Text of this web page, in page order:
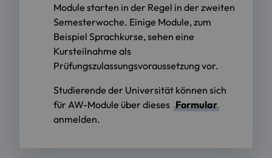
Module starten in der Regel in der zweiten
Semesterwoche. Einige Module, zum
Beispiel Sprachkurse, sehen eine
Kursteilnahme als
Prüfungszulassungsvoraussetzung vor.
Studierende der Universität können sich
für AW-Module über dieses Formular
anmelden.